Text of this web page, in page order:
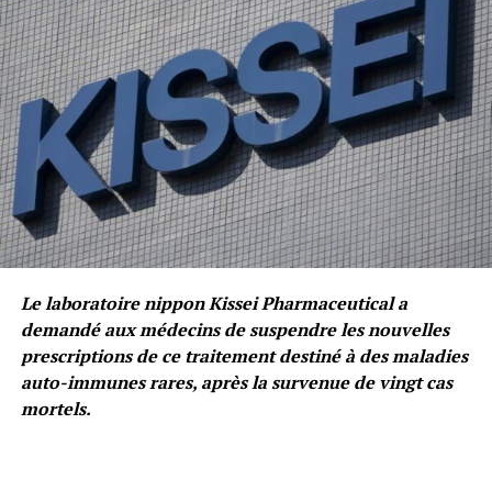
Le laboratoire nippon Kissei Pharmaceutical a
demandé aux médecins de suspendre les nouvelles
prescriptions de ce traitement destiné à des maladies
auto-immunes rares, après la survenue de vingt cas
mortels.